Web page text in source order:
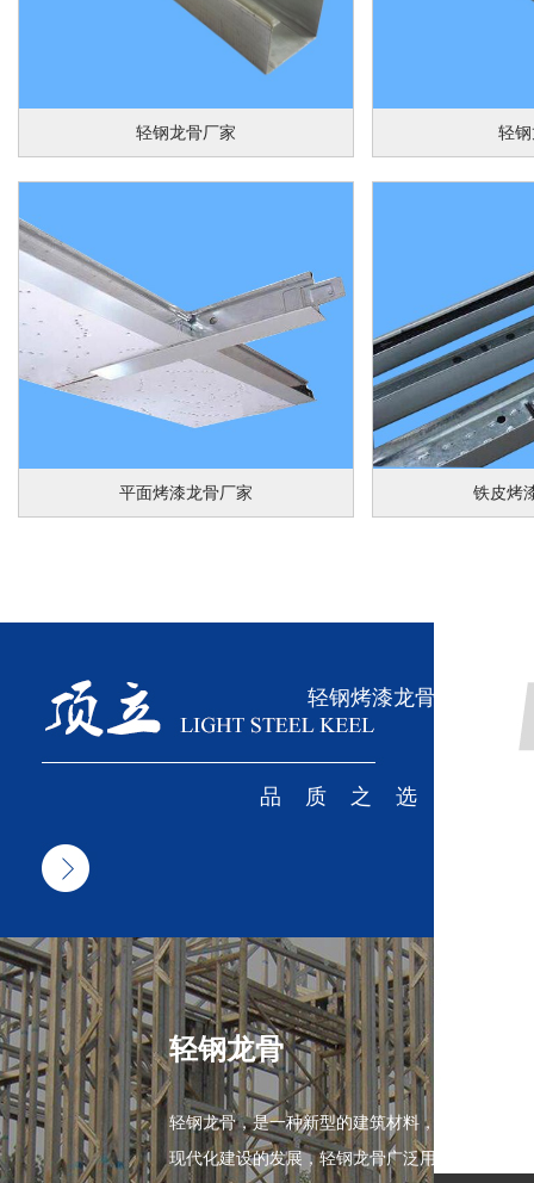
轻钢龙骨厂家 轻
平面烤漆龙骨厂家 铁皮烤
轻钢烤漆龙骨厂家
品质之选
轻钢龙骨
轻钢龙骨，是一种新型的建筑材料，随着我国
现代化建设的发展，轻钢龙骨广泛用于宾馆、